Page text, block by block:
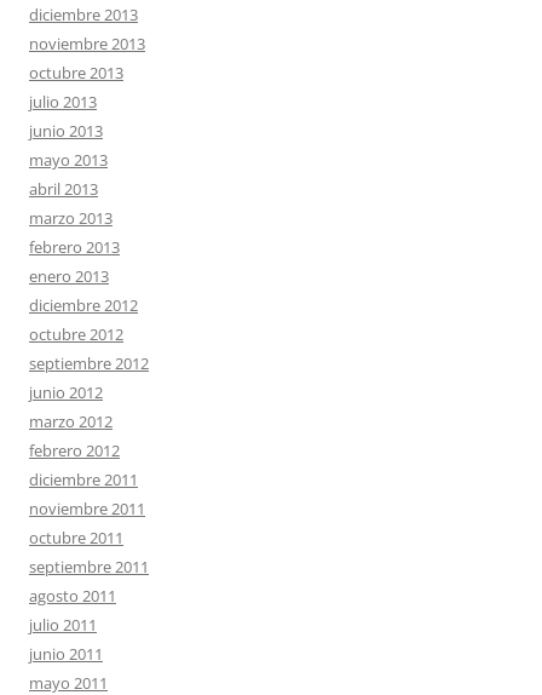
diciembre 2013
noviembre 2013
octubre 2013
julio 2013
junio 2013
mayo 2013
abril 2013
marzo 2013
febrero 2013
enero 2013
diciembre 2012
octubre 2012
septiembre 2012
junio 2012
marzo 2012
febrero 2012
diciembre 2011
noviembre 2011
octubre 2011
septiembre 2011
agosto 2011
julio 2011
junio 2011
mayo 2011